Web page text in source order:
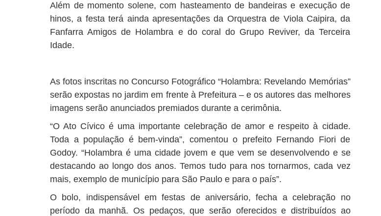
Além de momento solene, com hasteamento de bandeiras e execução de
hinos, a festa terá ainda apresentações da Orquestra de Viola Caipira, da
Fanfarra Amigos de Holambra e do coral do Grupo Reviver, da Terceira
Idade.
As fotos inscritas no Concurso Fotográfico “Holambra: Revelando Memórias”
serão expostas no jardim em frente à Prefeitura – e os autores das melhores
imagens serão anunciados premiados durante a cerimônia.
“O Ato Cívico é uma importante celebração de amor e respeito à cidade.
Toda a população é bem-vinda”, comentou o prefeito Fernando Fiori de
Godoy. “Holambra é uma cidade jovem e que vem se desenvolvendo e se
destacando ao longo dos anos. Temos tudo para nos tornarmos, cada vez
mais, exemplo de município para São Paulo e para o país”.
O bolo, indispensável em festas de aniversário, fecha a celebração no
período da manhã. Os pedaços, que serão oferecidos e distribuídos ao